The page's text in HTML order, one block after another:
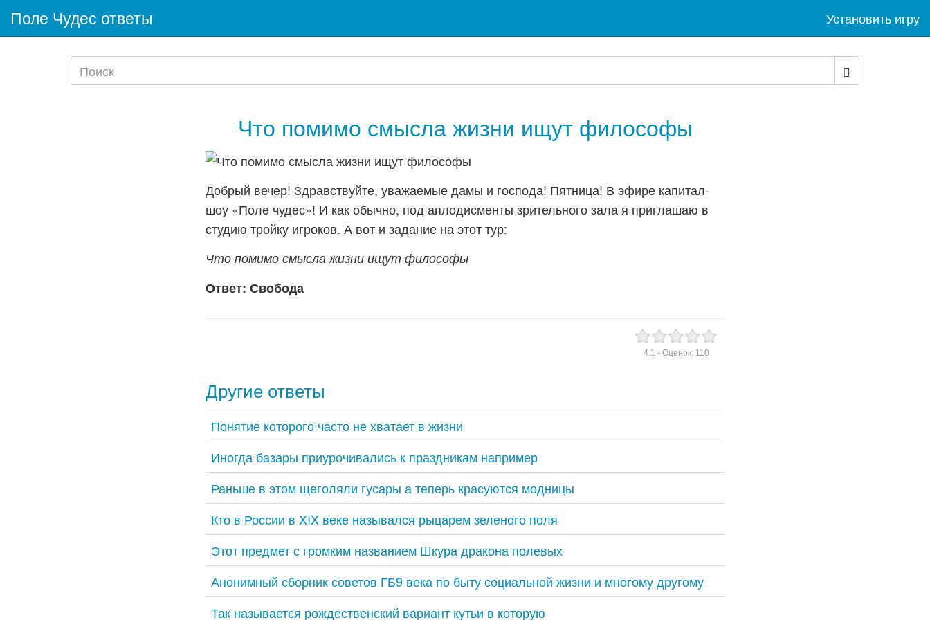
Поле Чудес ответы Установить игру
Что помимо смысла жизни ищут философы
Добрый вечер! Здравствуйте, уважаемые дамы и господа! Пятница! В эфире капитал-
шоу «Поле чудес»! И как обычно, под аплодисменты зрительного зала я приглашаю в
студию тройку игроков. А вот и задание на этот тур:
Что помимо смысла жизни ищут философы
Ответ: Свобода
4.1 - Оценок: 110
Другие ответы
Понятие которого часто не хватает в жизни
Иногда базары приурочивались к праздникам например
Раньше в этом щеголяли гусары а теперь красуются модницы
Кто в России в XIX веке назывался рыцарем зеленого поля
Этот предмет с громким названием Шкура дракона полевых
Анонимный сборник советов ГБ9 века по быту социальной жизни и многому другому
Так называется рождественский вариант кутьи в которую